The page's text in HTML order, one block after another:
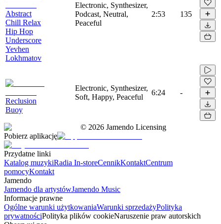
Abstract
Chill Relax
Hip Hop
Underscore
Yevhen
Lokhmatov
Electronic, Synthesizer,
Podcast, Neutral,
Peaceful
2:53 135
Reclusion
Buoy
Electronic, Synthesizer,
Soft, Happy, Peaceful
6:24 -
© 2026 Jamendo Licensing
Pobierz aplikację
Przydatne linki
Katalog muzykiRadia In-storeCennikKontaktCentrum
pomocyKontakt
Jamendo
Jamendo dla artystówJamendo Music
Informacje prawne
Ogólne warunki użytkowaniaWarunki sprzedażyPolityka
prywatnościPolityka plików cookieNaruszenie praw autorskich